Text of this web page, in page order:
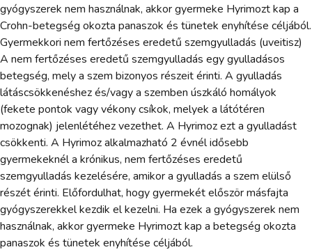
gyógyszerek nem használnak, akkor gyermeke Hyrimozt kap a
Crohn-betegség okozta panaszok és tünetek enyhítése céljából.
Gyermekkori nem fertőzéses eredetű szemgyulladás (uveitisz)
A nem fertőzéses eredetű szemgyulladás egy gyulladásos
betegség, mely a szem bizonyos részeit érinti. A gyulladás
látáscsökkenéshez és/vagy a szemben úszkáló homályok
(fekete pontok vagy vékony csíkok, melyek a látótéren
mozognak) jelenlétéhez vezethet. A Hyrimoz ezt a gyulladást
csökkenti. A Hyrimoz alkalmazható 2 évnél idősebb
gyermekeknél a krónikus, nem fertőzéses eredetű
szemgyulladás kezelésére, amikor a gyulladás a szem elülső
részét érinti. Előfordulhat, hogy gyermekét először másfajta
gyógyszerekkel kezdik el kezelni. Ha ezek a gyógyszerek nem
használnak, akkor gyermeke Hyrimozt kap a betegség okozta
panaszok és tünetek enyhítése céljából.